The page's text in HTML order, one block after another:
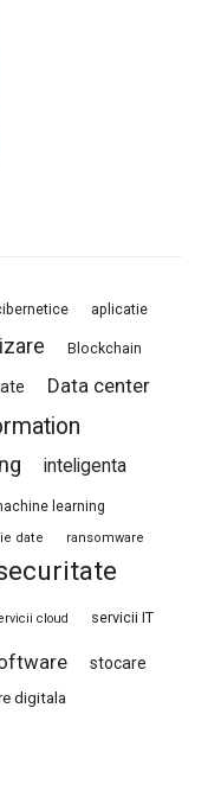
aplicatie
Blockchain
Data center
inteligenta
learning
date ransomware
cloud servicii IT
stocare
digitala